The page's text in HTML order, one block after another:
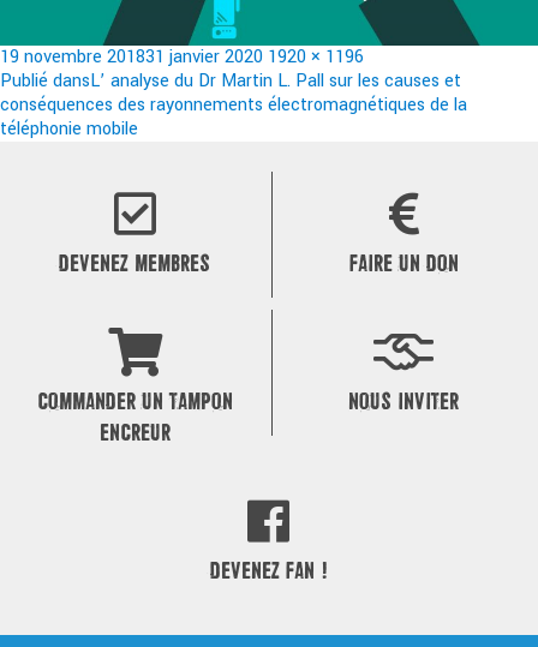
Publié
le
19 novembre 201831 janvier 2020 Taille
réelle
1920 × 1196
Navigation
de
Publié dansL’ analyse du Dr Martin L. Pall sur les causes et
conséquences des rayonnements électromagnétiques de la
téléphonie mobile
DEVENEZ MEMBRES FAIRE UN DON
COMMANDER UN TAMPON
ENCREUR
NOUS INVITER
DEVENEZ FAN !